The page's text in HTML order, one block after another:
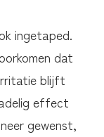
ingetaped.
dat
blijft
effect
gewenst,